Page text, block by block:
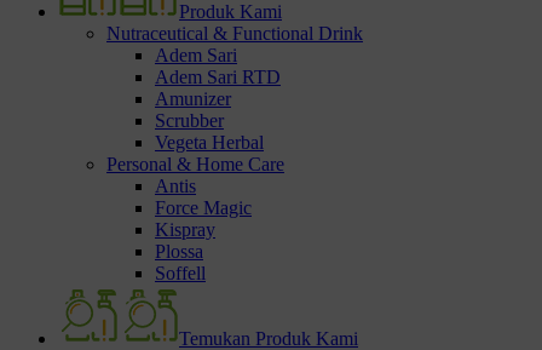
Produk Kami
Nutraceutical & Functional Drink
Adem Sari
Adem Sari RTD
Amunizer
Scrubber
Vegeta Herbal
Personal & Home Care
Antis
Force Magic
Kispray
Plossa
Soffell
Temukan Produk Kami